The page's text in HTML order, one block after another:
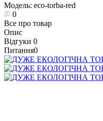
Модель: eco-torba-red
0
Все про товар
Опис
Відгуки 0
Питання0